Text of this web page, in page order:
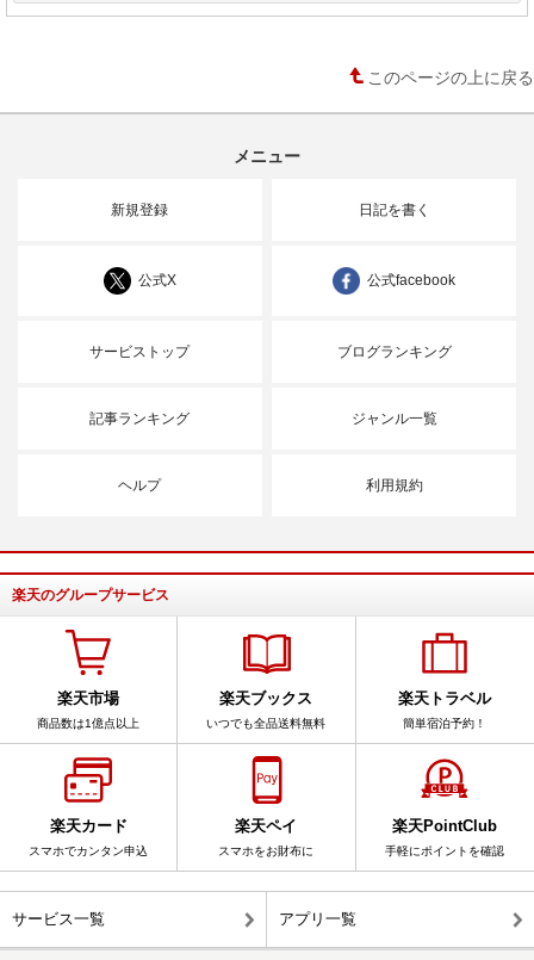
このページの上に戻る
メニュー
新規登録 日記を書く
公式X 公式facebook
サービストップ ブログランキング
記事ランキング ジャンル一覧
ヘルプ 利用規約
楽天のグループサービス
楽天市場
商品数は1億点以上
楽天ブックス
いつでも全品送料無料
楽天トラベル
簡単宿泊予約！
楽天カード
スマホでカンタン申込
楽天ペイ
スマホをお財布に
楽天PointClub
手軽にポイントを確認
サービス一覧 アプリ一覧